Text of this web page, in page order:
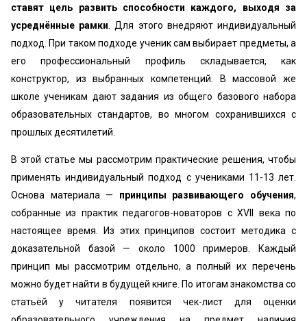
ставят цель развить способности каждого, выходя за
усреднённые рамки . Для этого внедряют индивидуальный
подход. При таком подходе ученик сам выбирает предметы, а
его профессиональный профиль складывается, как
конструктор, из выбранных компетенций. В массовой же
школе ученикам дают задания из общего базового набора
образовательных стандартов, во многом сохранившихся с
прошлых десятилетий.
В этой статье мы рассмотрим практические решения, чтобы
применять индивидуальный подход с учениками 11-13 лет.
Основа материала — принципы развивающего обучения,
собранные из практик педагогов-новаторов с XVII века по
настоящее время. Из этих принципов состоит методика с
доказательной базой — около 1000 примеров. Каждый
принцип мы рассмотрим отдельно, а полный их перечень
можно будет найти в будущей книге. По итогам знакомства со
статьёй у читателя появится чек-лист для оценки